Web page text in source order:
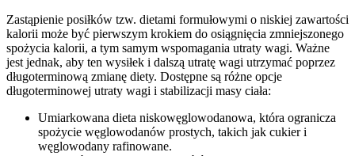
Zastąpienie posiłków tzw. dietami formułowymi o niskiej zawartości
kalorii może być pierwszym krokiem do osiągnięcia zmniejszonego
spożycia kalorii, a tym samym wspomagania utraty wagi. Ważne
jest jednak, aby ten wysiłek i dalszą utratę wagi utrzymać poprzez
długoterminową zmianę diety. Dostępne są różne opcje
długoterminowej utraty wagi i stabilizacji masy ciała:
Umiarkowana dieta niskowęglowodanowa, która ogranicza
spożycie węglowodanów prostych, takich jak cukier i
węglowodany rafinowane.